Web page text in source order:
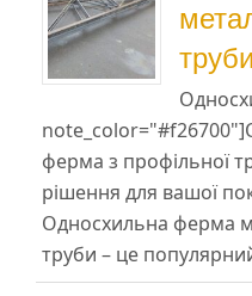
труби
ферма з профільної
рішення для вашої
Односхильна ферма
труби – це